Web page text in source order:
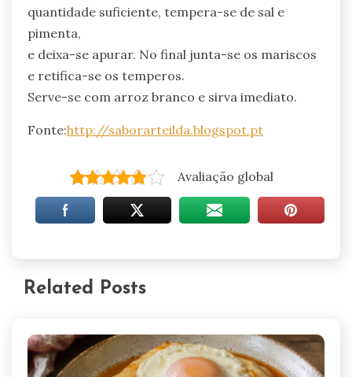
quantidade suficiente, tempera-se de sal e
pimenta,
e deixa-se apurar. No final junta-se os mariscos
e retifica-se os temperos.
Serve-se com arroz branco e sirva imediato.
Fonte:http://saborarteilda.blogspot.pt
Avaliação global
Related Posts